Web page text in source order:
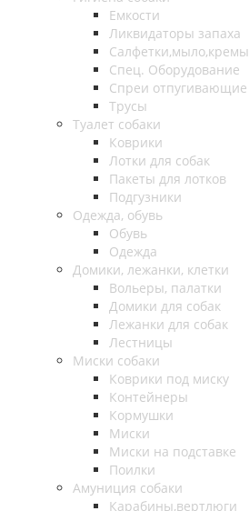
Емкости
Ликвидаторы запаха
Салфетки,мыло,кремы
Спец. Оборудование
Спреи отпугивающие
Трусы
Туалет собаки
Коврики
Лотки для собак
Пакеты для лотков
Подгузники
Одежда, обувь
Обувь
Одежда
Домики, лежанки, клетки
Вольеры, палатки
Домики для собак
Лежанки для собак
Лестницы
Миски собаки
Коврики под миску
Контейнеры
Кормушки
Миски
Миски на подставке
Поилки
Амуниция собаки
Карабины,вертлюги